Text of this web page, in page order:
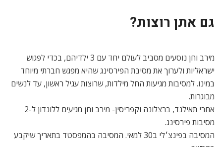
גם אתן רוצות?
מירב וחן נוסעים מסביב לעולם יחד עם 3 ילדיהם, בכדי לפגוש
ישראליות ולערוך את מסיבת הפירסינג שהיא מפגש חברתי מיוחד
במינו. למסיבות מגיעות החל מילדות, שרוצות עגיל ראשון, עד לנשים
מבוגרות.
אחרי תאילנד, ברצלונה וקפריסין- מירב וחן מגיעים ללונדון ל-2
מסיבות פירסינג.
המסיבה בפינצ׳לי ב30 למאי. המסיבה בהמפסטד בתאריך שיקבע